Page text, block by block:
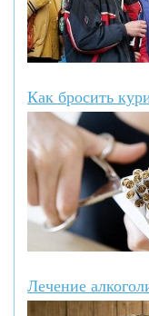
Как бросить
Лечение